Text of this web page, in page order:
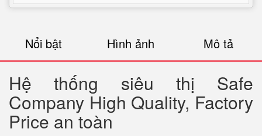
Nổi bật Hình ảnh Mô tả
Hệ thống siêu thị Safe
Company High Quality, Factory
Price an toàn